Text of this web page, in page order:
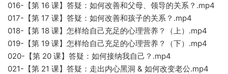
016-【第 16 课】答疑：如何改善和父母、领导的关系？.mp4
017-【第 17 课】答疑：如何改善和孩子的关系？.mp4
018-【第 18 课】怎样给自己充足的心理营养？（上）.mp4
019-【第 19 课】怎样给自己充足的心理营养？（下）.mp4
020-【第 20 课】答疑：如何接纳我自己？.mp4
021-【第 21 课】答疑：走出内心黑洞 & 如何改变老公.mp4